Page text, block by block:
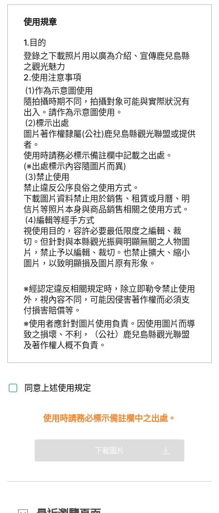
使用規章
目的
登錄之下載照片用以廣為介紹、宣傳鹿兒島縣
之觀光魅力
使用注意事項
作為示意圖使用
隨拍攝時期不同，拍攝對象可能與實際狀況有
出入。請作為示意圖使用。
標示出處
圖片著作權隸屬(公社)鹿兒島縣觀光聯盟或提供
者。
使用時請務必標示備註欄中記載之出處。
(※出處標示內容隨圖片而異)
禁止使用
禁止違反公序良俗之使用方式。
下載圖片資料禁止用於銷售、租賃或月曆、明
信片等照片本身與商品銷售相關之使用方式。
編輯等經手方式
視使用目的，容許必要最低限度之編輯、裁
切。但針對與本縣觀光振興明顯無關之人物圖
片，禁止予以編輯、裁切。也禁止擴大、縮小
圖片，以致明顯損及圖片原有形象。
※經認定違反相關規定時，除立即勒令禁止使用
外，視內容不同，可能因侵害著作權而必須支
付損害賠償等。
※使用者應針對圖片使用負責。因使用圖片而導
致之損壞、不利，（公社）鹿兒島縣觀光聯盟
及著作權人概不負責。
同意上述使用規定
使用時請務必標示備註欄中之出處。
下載圖片